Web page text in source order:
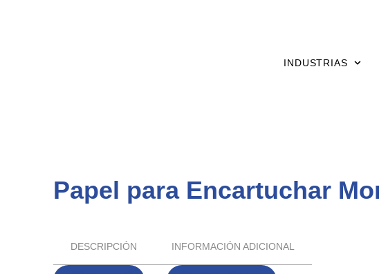
INDUSTRIAS
Papel para Encartuchar
DESCRIPCIÓN INFORMACIÓN ADICIONAL